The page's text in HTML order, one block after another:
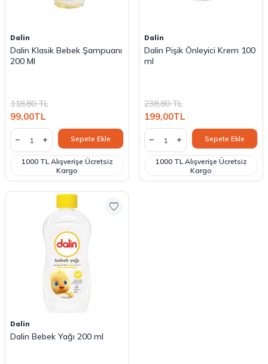
Dalin
Dalin Klasik Bebek Şampuanı
200 Ml
118,80TL
99,00TL
Sepete Ekle
1000 TL Alışverişe Ücretsiz
Kargo
Dalin
Dalin Pişik Önleyici Krem 100
ml
238,80TL
199,00TL
Sepete Ekle
1000 TL Alışverişe Ücretsiz
Kargo
Dalin
Dalin Bebek Yağı 200 ml